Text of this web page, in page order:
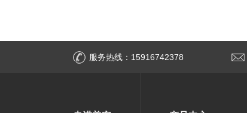
服务热线：15916742378